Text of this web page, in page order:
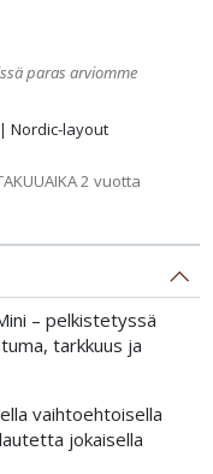
Nordic-layout
paras arviomme
2 vuotta
– pelkistetyssä
tarkkuus ja
vaihtoehtoisella
jokaisella